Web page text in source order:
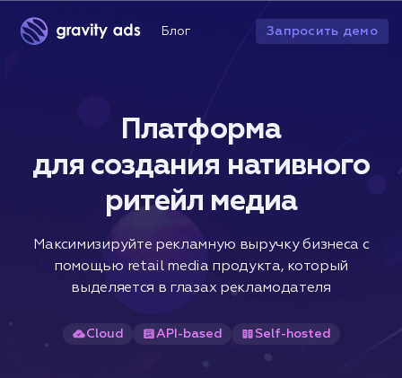
Блог Запросить демо
Платформа
для создания нативного
ритейл медиа
Максимизируйте рекламную выручку бизнеса c
помощью retail media продукта, который
выделяется в глазах рекламодателя
Cloud API-based Self-hosted